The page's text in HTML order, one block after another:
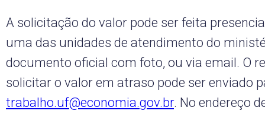
A solicitação do valor pode ser feita
uma das unidades de atendimento do
documento oficial com foto, ou via email. O
solicitar o valor em atraso pode ser enviado
trabalho.uf@economia.gov.br. No endereço